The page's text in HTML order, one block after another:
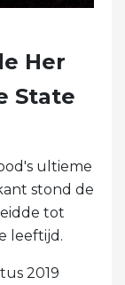
Her
State
ultieme
stond de
tot
leeftijd.
2019